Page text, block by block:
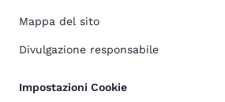
Mappa del sito
Divulgazione responsabile
Impostazioni Cookie